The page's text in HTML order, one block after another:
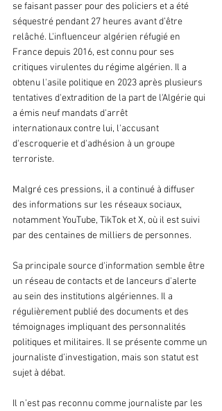
se faisant passer pour des policiers et a été
séquestré pendant 27 heures avant d’être
relâché. L'influenceur algérien réfugié en
France depuis 2016, est connu pour ses
critiques virulentes du régime algérien. Il a
obtenu l'asile politique en 2023 après plusieurs
tentatives d'extradition de la part de l'Algérie qui
a émis neuf mandats d'arrêt
internationaux contre lui, l'accusant
d'escroquerie et d'adhésion à un groupe
terroriste.
Malgré ces pressions, il a continué à diffuser
des informations sur les réseaux sociaux,
notamment YouTube, TikTok et X, où il est suivi
par des centaines de milliers de personnes.
Sa principale source d'information semble être
un réseau de contacts et de lanceurs d'alerte
au sein des institutions algériennes. Il a
régulièrement publié des documents et des
témoignages impliquant des personnalités
politiques et militaires. Il se présente comme un
journaliste d’investigation, mais son statut est
sujet à débat.
Il n’est pas reconnu comme journaliste par les